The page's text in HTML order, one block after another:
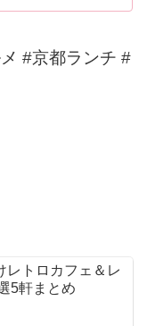
#京都ランチ #
レトロカフェ＆レ
5軒まとめ